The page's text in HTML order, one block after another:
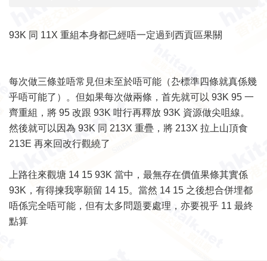
93K 同 11X 重組本身都已經唔一定過到西貢區果關
每次做三條並唔常見但未至於唔可能（厹標準四條就真係幾
乎唔可能了）。但如果每次做兩條，首先就可以 93K 95 一
齊重組，將 95 改跟 93K 咁行再釋放 93K 資源做尖咀線。
然後就可以因為 93K 同 213X 重疊，將 213X 拉上山頂食
213E 再來回改行觀繞了
上路往來觀塘 14 15 93K 當中，最無存在價值果條其實係
93K，有得揀我寧願留 14 15。當然 14 15 之後想合併埋都
唔係完全唔可能，但有太多問題要處理，亦要視乎 11 最終
點算